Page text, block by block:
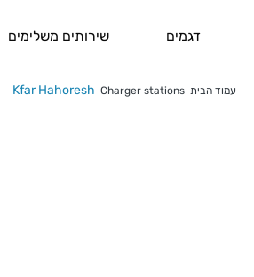
דגמים שירותים משלימים
עמוד הבית Charger stations
Kfar Hahoresh